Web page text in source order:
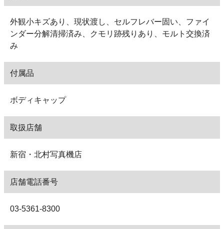
外観小キズあり、現状渡し、セルフレバー固い、ファイ
ンダー分解清掃済み、クモリ跡残りあり、モルト交換済
み
付属品
ボディキャップ
取扱店舗
新宿・北村写真機店
店舗電話番号
03-5361-8300